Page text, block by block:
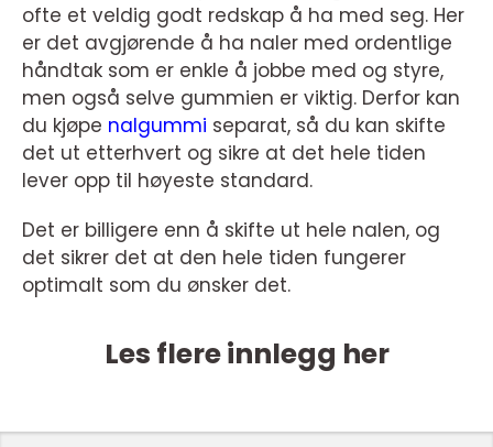
ofte et veldig godt redskap å ha med seg. Her
er det avgjørende å ha naler med ordentlige
håndtak som er enkle å jobbe med og styre,
men også selve gummien er viktig. Derfor kan
du kjøpe nalgummi separat, så du kan skifte
det ut etterhvert og sikre at det hele tiden
lever opp til høyeste standard.
Det er billigere enn å skifte ut hele nalen, og
det sikrer det at den hele tiden fungerer
optimalt som du ønsker det.
Les flere innlegg her